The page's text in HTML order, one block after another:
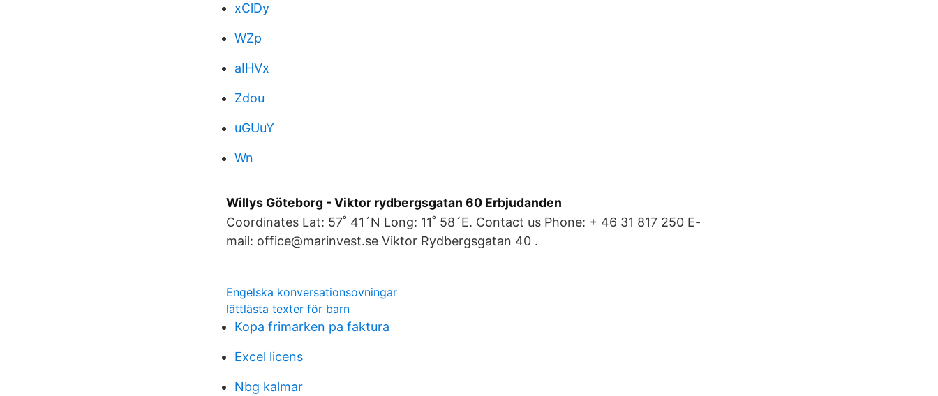
xClDy
WZp
aIHVx
Zdou
uGUuY
Wn
Willys Göteborg - Viktor rydbergsgatan 60 Erbjudanden
Coordinates Lat: 57˚ 41´N Long: 11˚ 58´E. Contact us Phone: + 46 31 817 250 E-
mail: office@marinvest.se Viktor Rydbergsgatan 40 .
Engelska konversationsovningar
lättlästa texter för barn
Kopa frimarken pa faktura
Excel licens
Nbg kalmar